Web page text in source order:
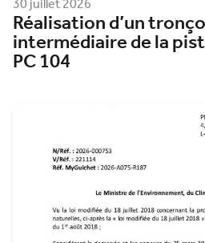
Réalisation d’un
intermédiaire de la
PC 104